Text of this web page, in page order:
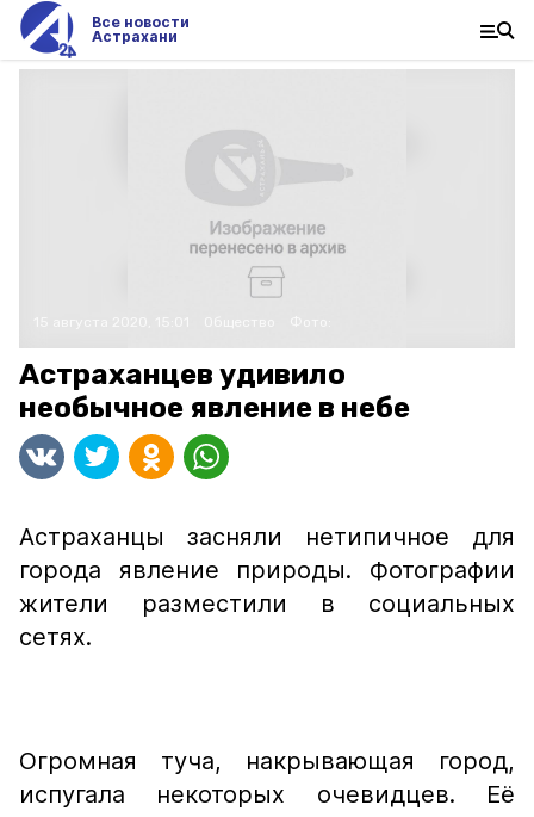
Все новости
Астрахани
Астраханцев удивило
необычное явление в небе
Астраханцы засняли нетипичное для
города явление природы. Фотографии
жители разместили в социальных
сетях.
Огромная туча, накрывающая город,
испугала некоторых очевидцев. Её